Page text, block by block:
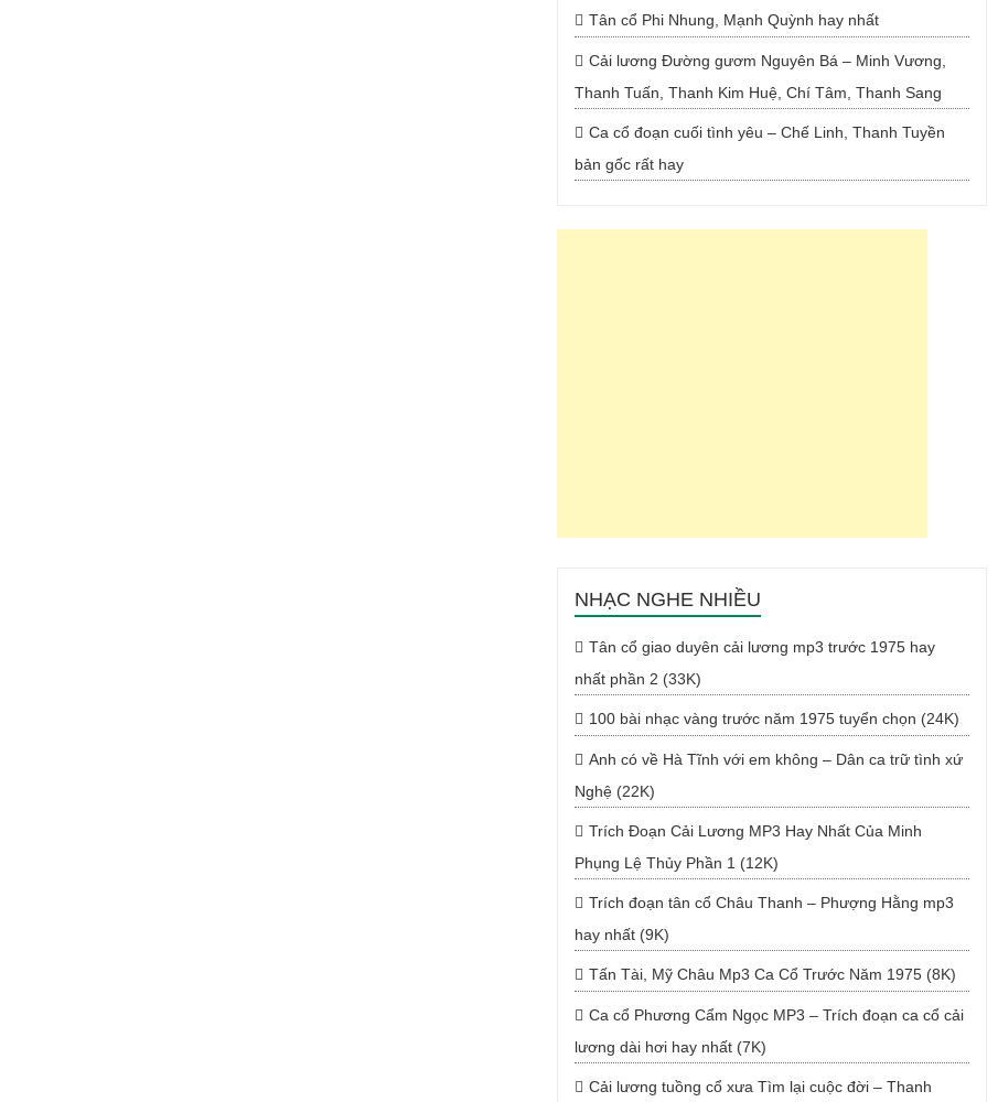
Tân cổ Phi Nhung, Mạnh Quỳnh hay nhất
Cải lương Đường gươm Nguyên Bá – Minh Vương,
Thanh Tuấn, Thanh Kim Huệ, Chí Tâm, Thanh Sang
Ca cổ đoạn cuối tình yêu – Chế Linh, Thanh Tuyền
bản gốc rất hay
NHẠC NGHE NHIỀU
Tân cổ giao duyên cải lương mp3 trước 1975 hay
nhất phần 2 (33K)
100 bài nhạc vàng trước năm 1975 tuyển chọn (24K)
Anh có về Hà Tĩnh với em không – Dân ca trữ tình xứ
Nghệ (22K)
Trích Đoạn Cải Lương MP3 Hay Nhất Của Minh
Phụng Lệ Thủy Phần 1 (12K)
Trích đoạn tân cổ Châu Thanh – Phượng Hằng mp3
hay nhất (9K)
Tấn Tài, Mỹ Châu Mp3 Ca Cổ Trước Năm 1975 (8K)
Ca cổ Phương Cẩm Ngọc MP3 – Trích đoạn ca cổ cải
lương dài hơi hay nhất (7K)
Cải lương tuồng cổ xưa Tìm lại cuộc đời – Thanh